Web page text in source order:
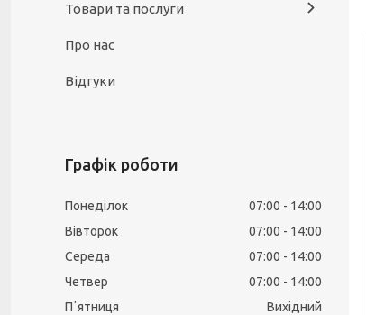
Товари та послуги
Про нас
Відгуки
Графік роботи
Понеділок 07:00
14:00
Вівторок
07:00
14:00
Середа
07:00
14:00
Четвер
07:00
14:00
Пʼятниця
Вихідний